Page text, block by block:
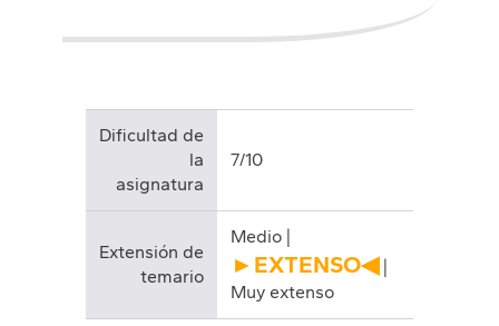
Dificultad de
la
asignatura
7/10
Extensión de
temario
Medio |
►EXTENSO◀ |
Muy extenso